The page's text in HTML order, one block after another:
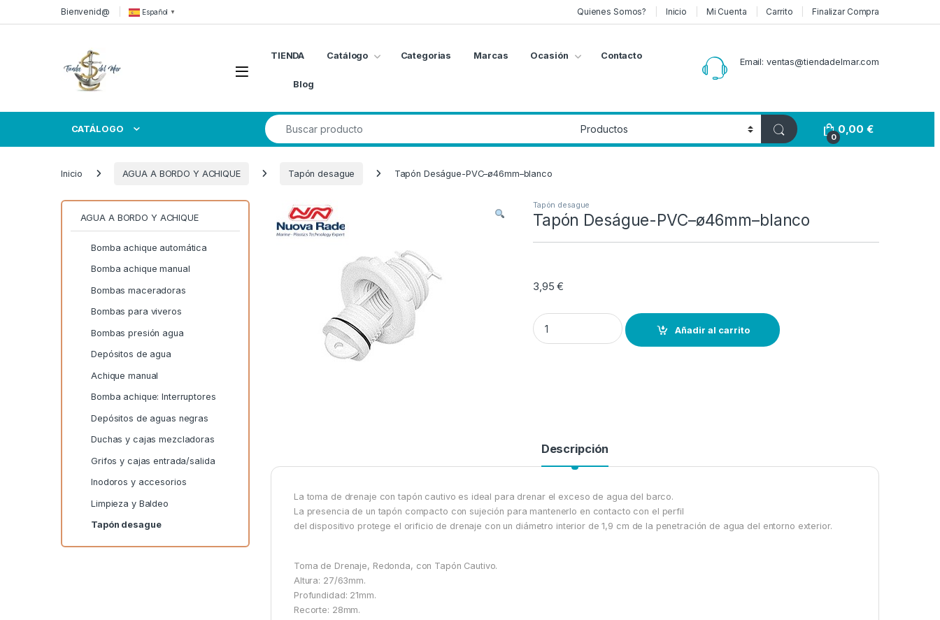
Skip to navigation
Skip to contentBienvenid@ Español ▼ Quienes Somos? Inicio Mi Cuenta Carrito Finalizar Compra
Open
TIENDA Catálogo Categorias Marcas Ocasión Contacto
Blog
Email: ventas@tiendadelmar.com
CATÁLOGO
Search for:
0
0,00€
Inicio AGUA A BORDO Y ACHIQUE Tapón desague Tapón Deságue-PVC–ø46mm–blanco
Tapón desague
Tapón Deságue-PVC–ø46mm–blanco
3,95€
Tapón Deságue-PVC–ø46mm--blanco quantity
Añadir al carrito
Descripción
La toma de drenaje con tapón cautivo es ideal para drenar el exceso de agua del barco.
La presencia de un tapón compacto con sujeción para mantenerlo en contacto con el perfil
del dispositivo protege el orificio de drenaje con un diámetro interior de 1,9 cm de la penetración de agua del entorno exterior.
Toma de Drenaje, Redonda, con Tapón Cautivo.
Altura: 27/63mm.
Profundidad: 21mm.
Recorte: 28mm.
AGUA A BORDO Y ACHIQUE
Bomba achique automática
Bomba achique manual
Bombas maceradoras
Bombas para viveros
Bombas presión agua
Depósitos de agua
Achique manual
Bomba achique: Interruptores
Depósitos de aguas negras
Duchas y cajas mezcladoras
Grifos y cajas entrada/salida
Inodoros y accesorios
Limpieza y Baldeo
Tapón desague